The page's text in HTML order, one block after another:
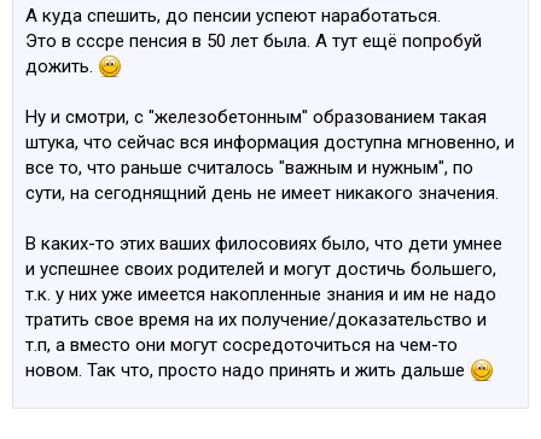
заканчивал, для корочки! Мелкий ещё совсем ходил в
этот.....Progmeistars, лет 9 по-мойму, но он вообще не
гулял, друзей небыло и нет (дом, школа, уроки,
как по мне так это даже лучше!
Зато сейчас ни в
чём себе не отказывает!
А куда спешить, до пенсии успеют наработаться.
Это в сссре пенсия в 50 лет была. А тут ещё попробуй
дожить.
Ну и смотри, с "железобетонным" образованием такая
штука, что сейчас вся информация доступна мгновенно, и
все то, что раньше считалось "важным и нужным", по
сути, на сегоднящний день не имеет никакого значения.
В каких-то этих ваших филосовиях было, что дети умнее
и успешнее своих родителей и могут достичь большего,
т.к. у них уже имеется накопленные знания и им не надо
тратить свое время на их получение/доказательство и
т.п, а вместо они могут сосредоточиться на чем-то
новом. Так что, просто надо принять и жить дальше